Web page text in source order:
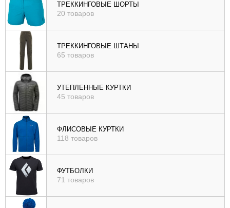
ТРЕККИНГОВЫЕ ШОРТЫ
20 товаров
ТРЕККИНГОВЫЕ ШТАНЫ
65 товаров
УТЕПЛЕННЫЕ КУРТКИ
45 товаров
ФЛИСОВЫЕ КУРТКИ
118 товаров
ФУТБОЛКИ
71 товаров